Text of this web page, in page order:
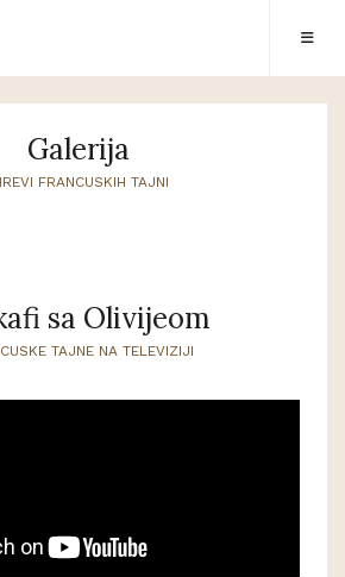
Galerija
FRANCUSKIH TAJNI
sa Olivijeom
TAJNE NA TELEVIZIJI